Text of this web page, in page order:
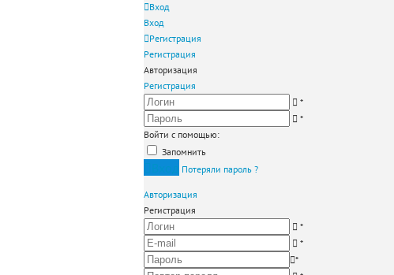
Вход
Вход
Регистрация
Регистрация
Авторизация
Регистрация
*
*
Войти с помощью:
Запомнить
Потеряли пароль ?
Авторизация
Регистрация
*
*
*